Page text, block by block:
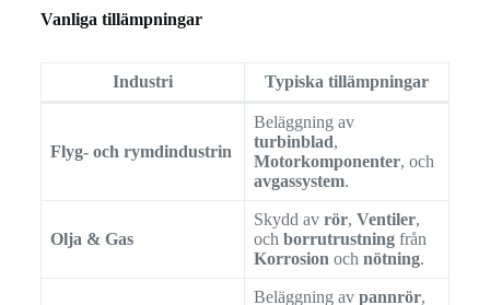
Vanliga tillämpningar
Industri Typiska tillämpningar
Flyg- och rymdindustrin
Beläggning av
turbinblad,
Motorkomponenter, och
avgassystem.
Olja & Gas
Skydd av rör, Ventiler,
och borrutrustningfrån
Korrosion och nötning.
Beläggning av pannrör,